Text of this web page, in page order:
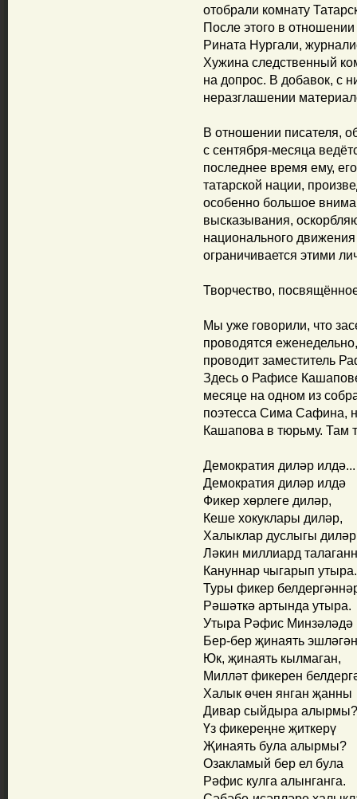
отобрали комнату
После этого в
Рината Нургали,
Хужина следственный
на допрос. В добавок, с
неразглашении
В отношении писателя,
с сентября-месяца
последнее время ему,
татарской нации,
особенно большое
высказывания,
национального
ограничивается этими
Творчество,
Мы уже говорили, что
проводятся
проводит заместитель
Здесь о Рафисе
месяце на одном из
поэтесса Сима Сафина,
Кашапова в тюрьму. Там
Демократия диләр илдә...
Демократия диләр илдә
Фикер хөрлеге диләр,
Кеше хокуклары диләр,
Халыклар дуслыгы
Ләкин миллиард
Кануннар чыгарып утыра.
Туры фикер
Рәшәткә артында утыра.
Утыра Рәфис Минзәләдә
Бер-бер җинаять
Юк, җинаять кылмаган,
Милләт фикерен
Халык өчен янган җанны
Дивар сыйдыра алырмы?
Үз фикереңне җиткерү
Җинаять була алырмы?
Озакламый бер ел була
Рәфис кулга алынганга.